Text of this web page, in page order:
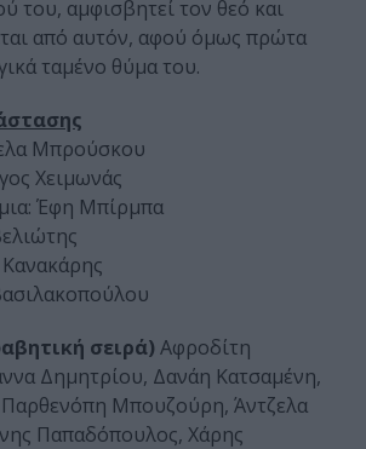
του, αμφισβητεί τον θεό και
από αυτόν, αφού όμως πρώτα
ταμένο θύμα του.
Μπρούσκου
Χειμωνάς
Έφη Μπίρμπα
σειρά) Αφροδίτη
Δημητρίου, Δανάη Κατσαμένη,
Παρθενόπη Μπουζούρη, Άντζελα
Παπαδόπουλος, Χάρης